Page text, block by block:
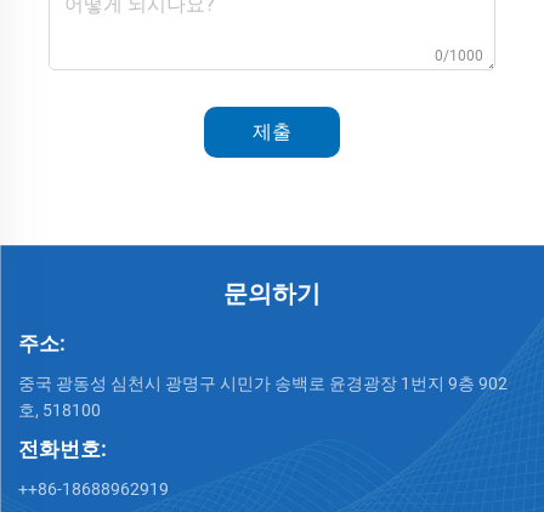
0/1000
제출
문의하기
주소:
중국 광동성 심천시 광명구 시민가 송백로 윤경광장 1번지 9층 902
호, 518100
전화번호:
++86-18688962919